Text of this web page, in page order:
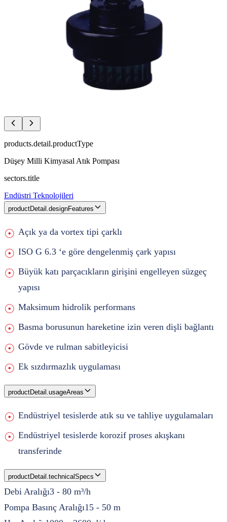
products.detail.productType
Düşey Milli Kimyasal Atık Pompası
sectors.title
Endüstri Teknolojileri
productDetail.designFeatures
Açık ya da vortex tipi çarklı
ISO G 6.3 ‘e göre dengelenmiş çark yapısı
Büyük katı parçacıkların girişini engelleyen süzgeç
yapısı
Maksimum hidrolik performans
Basma borusunun hareketine izin veren dişli bağlantı
Gövde ve rulman sabitleyicisi
Ek sızdırmazlık uygulaması
productDetail.usageAreas
Endüstriyel tesislerde atık su ve tahliye uygulamaları
Endüstriyel tesislerde korozif proses akışkanı
transferinde
productDetail.technicalSpecs
Debi Aralığı3 - 80 m³/h
Pompa Basınç Aralığı15 - 50 m